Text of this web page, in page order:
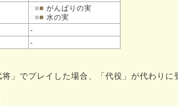
■■ がんばりの実
■■ 水の実
-
-
」でプレイした場合、「代役」が代わりに